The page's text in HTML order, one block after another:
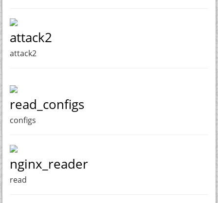
attack2
attack2
read_configs
configs
nginx_reader
read